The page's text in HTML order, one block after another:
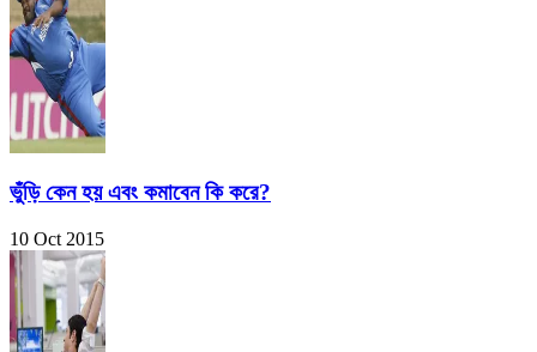
ভুঁড়ি কেন হয় এবং কমাবেন কি করে?
10 Oct 2015